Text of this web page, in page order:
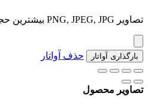
تصاویر PNG, JPEG, JPG بیشترین حجم مجاز 3 مگابایت
بارگذاری آواتار حذف آواتار
تصاویر محصول